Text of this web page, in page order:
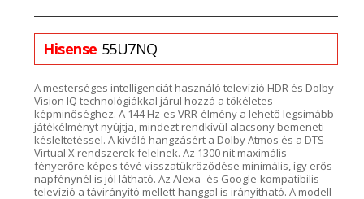
Hisense 55U7NQ
A mesterséges intelligenciát használó televízió HDR és Dolby
Vision IQ technológiákkal járul hozzá a tökéletes
képminőséghez.A 144 Hz-es VRR-élmény a lehető legsimább
játékélményt nyújtja, mindezt rendkívül alacsony bemeneti
késleltetéssel. A kiváló hangzásért a DolbyAtmos és a DTS
Virtual X rendszerek felelnek. Az 1300 nit maximális
fényerőre képes tévé visszatükröződése minimális, így erős
napfénynél is jól látható. Az Alexa- és Google-kompatibilis
televízió a távirányító mellett hanggal is irányítható. A modell